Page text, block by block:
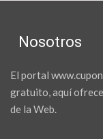
Nosotros
El portal
gratuito, aquí
de la Web.